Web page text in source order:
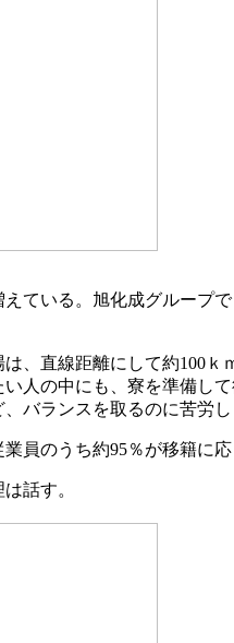
ている。旭化成グループ
、直線距離にして約100
人の中にも、寮を準備し
バランスを取るのに苦労し
員のうち約95％が移籍に応
話す。